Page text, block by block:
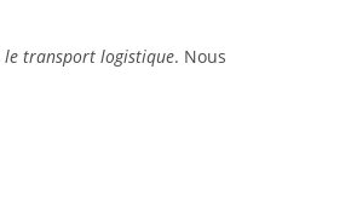
le transport logistique. Nous